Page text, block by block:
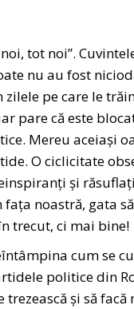
tot noi”.
nu au fost
zilele pe care le
pare că este
Mereu aceiași
O ciclicitate
și
noastră, gata
trecut, ci mai bine!
cum se
politice din
trezească și să facă